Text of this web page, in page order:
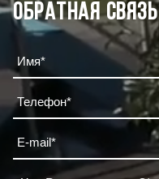
Обратная связь